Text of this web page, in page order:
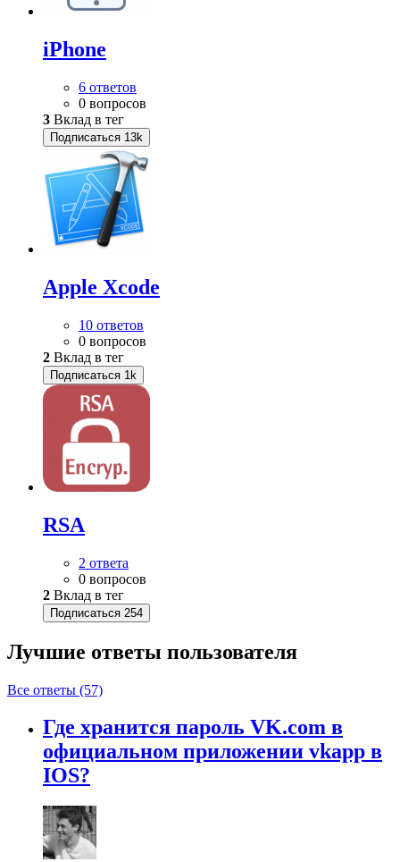
iPhone
6 ответов
0 вопросов
3 Вклад в тег
Подписаться 13k
Apple Xcode
10 ответов
0 вопросов
2 Вклад в тег
Подписаться 1k
RSA
2 ответа
0 вопросов
2 Вклад в тег
Подписаться 254
Лучшие ответы пользователя
Все ответы (57)
Где хранится пароль VK.com в
официальном приложении vkapp в
IOS?